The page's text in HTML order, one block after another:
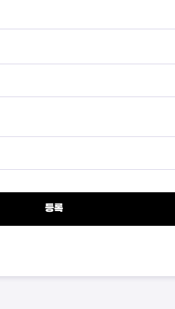
등록